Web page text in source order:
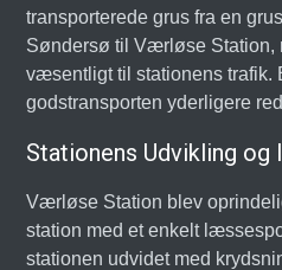
transporterede grus fra en
Søndersø til Værløse Station,
væsentligt til stationens trafik.
godstransporten yderligere
Stationens Udvikling og
Værløse Station blev
station med et enkelt
stationen udvidet med